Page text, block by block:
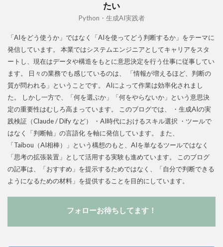
たい
Python・生成AI実践者
「AIをどう使うか」ではなく「AIを使ってどう判断するか」をテーマに
発信しています。 本業ではシステムエンジニアとしてキャリアをスタ
ートし、現在はデータや構造をもとに意思決定を行う仕事に従事してい
ます。 日々の業務でも感じているのは、 「情報が増えるほど、判断の
質が問われる」ということです。 AIによって作業は効率化されまし
た。 しかし一方で、「何を選ぶか」「何をやらないか」という意思決
定の重要性はむしろ高まっています。 このブログでは、 ・生成AIの実
践検証（Claude / Dify など） ・AI時代におけるスキル選択 ・ツールで
はなく「判断軸」の言語化 を軸に発信しています。 また、
「Taibou（AI相棒）」という構想のもと、AIを単なるツールではなく
「思考の拡張装置」として活用する実験も進めています。 このブログ
の記事は、「おすすめ」を提示するためではなく、「自分で判断できる
ようになるための材料」を提供することを目的にしています。
フォローお待ちしてます！